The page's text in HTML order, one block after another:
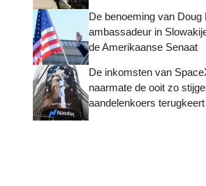
De benoeming van Doug
ambassadeur in
de Amerikaanse Senaat
De inkomsten van
naarmate de ooit zo
aandelenkoers